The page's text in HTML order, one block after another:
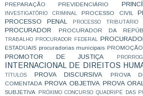
PREPARAÇÃO PREVIDENCIÁRIO
INVESTIGATÓRIO CRIMINAL
PROCESSO CIVIL
PROCESSO PENAL
PROCESSO TRIBUTÁRIO
PROCURADOR
PROCURADOR DA
TRABALHO
PROCURADOR FEDERAL
ESTADUAIS procuradorias municipais
PROMOTOR DE JUSTIÇA
INTERNACIONAL DE DIREITOS
TÍTULOS
PROVA DISCURSIVA
PROVA
COMENTADA PROVA OBJETIVA PROVA
SUBJETIVA
PRÓXIMO CONCURSO QUADRIPÉ DAS